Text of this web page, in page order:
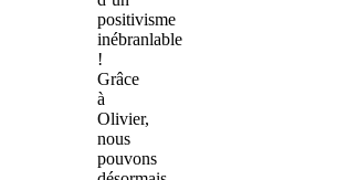
positivisme
inébranlable
!
Grâce
à
Olivier,
nous
pouvons